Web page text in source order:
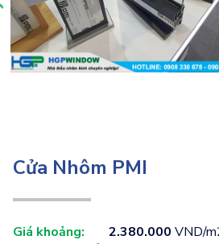
Cửa Nhôm PMI
Giá khoảng: 2.380.000 VND/